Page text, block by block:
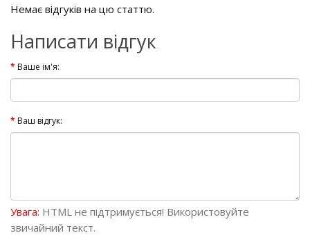
Немає відгуків на цю статтю.
Написати відгук
Ваше ім'я:
Ваш відгук:
Увага: HTML не підтримується! Використовуйте
звичайний текст.